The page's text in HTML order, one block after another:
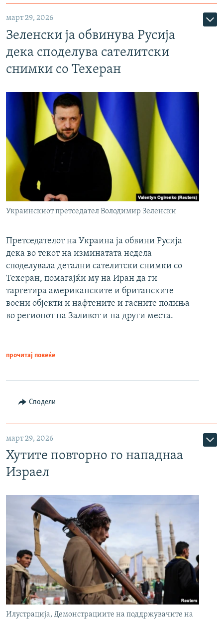
март 29, 2026
Зеленски ја обвинува Русија
дека споделува сателитски
снимки со Техеран
Украинскиот претседател Володимир Зеленски
Претседателот на Украина ја обвини Русија
дека во текот на изминатата недела
споделувала детални сателитски снимки со
Техеран, помагајќи му на Иран да ги
таргетира американските и британските
воени објекти и нафтените и гасните полиња
во регионот на Заливот и на други места.
прочитај повеќе
Сподели
март 29, 2026
Хутите повторно го нападнаа
Израел
Илустрација, Демонстрациите на поддржувачите на